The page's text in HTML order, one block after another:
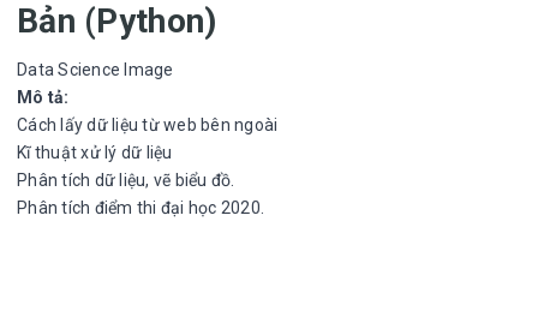
Bản (Python)
Data Science Image
Mô tả:
Cách lấy dữ liệu từ web bên ngoài
Kĩ thuật xử lý dữ liệu
Phân tích dữ liệu, vẽ biểu đồ.
Phân tích điểm thi đại học 2020.